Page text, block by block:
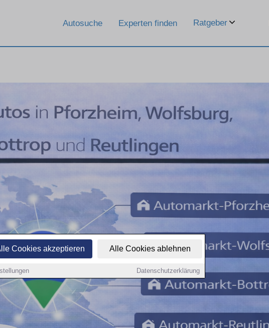
Cookies akzeptieren Alle Cookies ablehnen
Datenschutzerklärung
Autosuche Experten finden Ratgeber